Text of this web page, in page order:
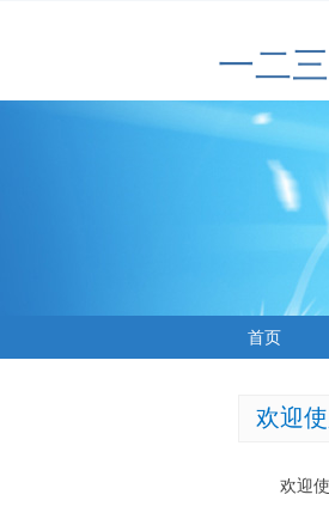
一二
首页
欢迎
欢迎